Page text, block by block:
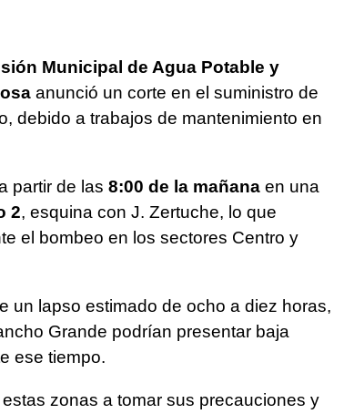
Municipal de Agua Potable y
anunció un corte en el suministro de
debido a trabajos de mantenimiento en
partir de las 8:00 de la mañana en una
2, esquina con J. Zertuche, lo que
el bombeo en los sectores Centro y
un lapso estimado de ocho a diez horas,
Grande podrían presentar baja
ese tiempo.
zonas a tomar sus precauciones y